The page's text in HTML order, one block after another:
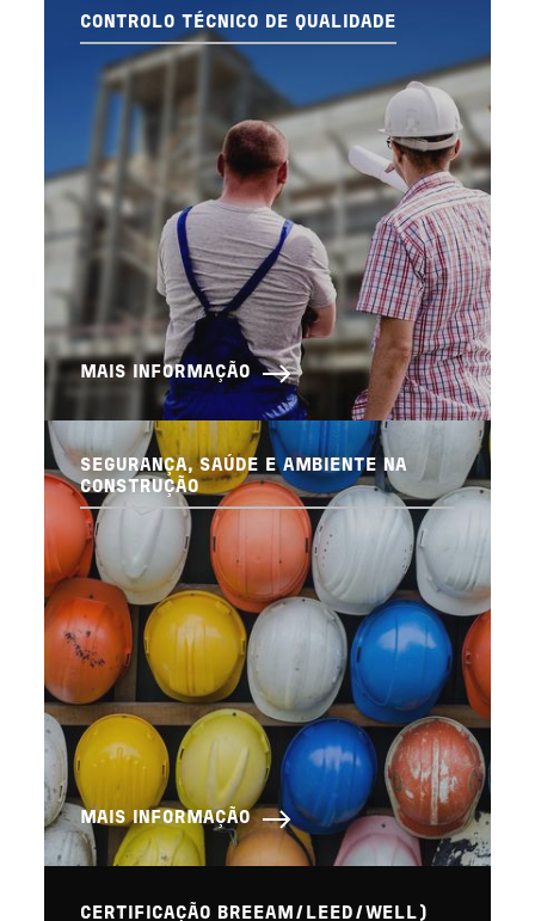
CONTROLO TÉCNICO DE QUALIDADE
MAIS INFORMAÇÃO
SEGURANÇA, SAÚDE E AMBIENTE NA
CONSTRUÇÃO
MAIS INFORMAÇÃO
CERTIFICAÇÃO BREEAM/LEED/WELL)